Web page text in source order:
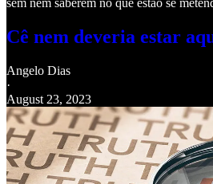
sem nem saberem no que estão se
Cê nem deveria estar
Angelo Dias
·
August 23, 2023